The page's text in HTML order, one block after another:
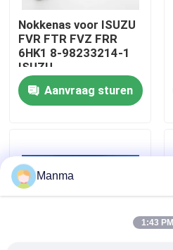
Kwaliteitscontrole
Contacteer ons
Verzoek om een Citaat
Vrachtwagen Autodeel
ISUZU Truck Parts
Nokkenas voor ISUZU
FVR FTR FVZ FRR
6HK1 8-98233214-1
ISUZU
Truckonderdelen
Aanvraag sturen
Manma
1:43 PM